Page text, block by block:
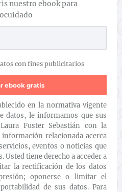
nuestro ebook para
con fines publicitarios
en la normativa vigente
datos, le informamos que sus
Fuster Sebastián con la
relacionada acerca
eventos o noticias que
Usted tiene derecho a acceder a
la rectificación de los datos
oponerse o limitar el
de sus datos. Para